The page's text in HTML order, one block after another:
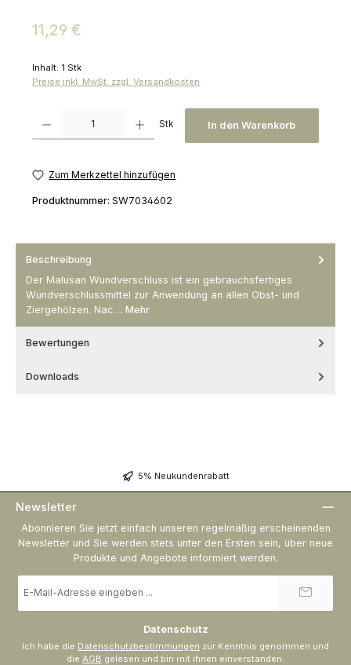
Regulärer Preis:
11,29 €
Inhalt: 1 Stk
Preise inkl. MwSt. zzgl. Versandkosten
Stk In den Warenkorb
Zum Merkzettel hinzufügen
Produktnummer: SW7034602
Beschreibung
Der Malusan Wundverschluss ist ein gebrauchsfertiges
Wundverschlussmittel zur Anwendung an allen Obst- und
Ziergehölzen. Nac… Mehr
Bewertungen
Downloads
5% Neukundenrabatt
Newsletter
Abonnieren Sie jetzt einfach unseren regelmäßig erscheinenden
Newsletter und Sie werden stets unter den Ersten sein, über neue
Produkte und Angebote informiert werden.
Mail-
Datenschutz
Ich habe die Datenschutzbestimmungen zur Kenntnis genommen und
die AGB gelesen und bin mit ihnen einverstanden.